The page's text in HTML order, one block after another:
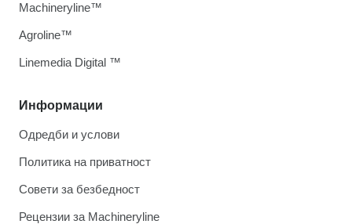
Информации
Одредби и услови
Политика на приватност
Совети за безбедност
Рецензии за Machineryline
Machineryline™
Agroline™
Linemedia Digital ™